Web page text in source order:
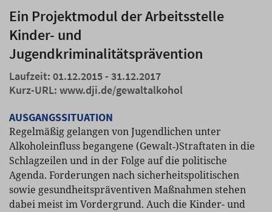
Ein Projektmodul der Arbeitsstelle
Kinder- und
Jugendkriminalitätsprävention
Laufzeit: 01.12.2015 - 31.12.2017
Kurz-URL: www.dji.de/gewaltalkohol
AUSGANGSSITUATION
Regelmäßig gelangen von Jugendlichen unter
Alkoholeinfluss begangene (Gewalt‑)Straftaten in die
Schlagzeilen und in der Folge auf die politische
Agenda. Forderungen nach sicherheitspolitischen
sowie gesundheitspräventiven Maßnahmen stehen
dabei meist im Vordergrund. Auch die Kinder- und